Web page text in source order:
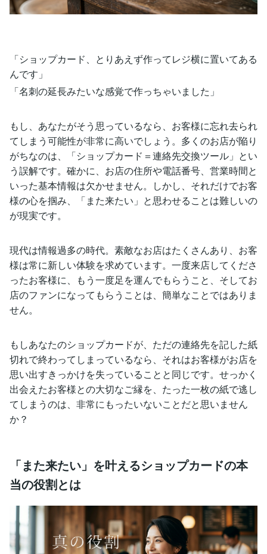
「ショップカード、とりあえず作ってレジ横に置いてある
んです」
「名刺の延長みたいな感覚で作っちゃいました」
もし、あなたがそう思っているなら、お客様に忘れ去られ
てしまう可能性が非常に高いでしょう。多くのお店が陥り
がちなのは、「ショップカード＝連絡先交換ツール」とい
う誤解です。確かに、お店の住所や電話番号、営業時間と
いった基本情報は欠かせません。しかし、それだけでお客
様の心を掴み、「また来たい」と思わせることは難しいの
が現実です。
現代は情報過多の時代。素敵なお店はたくさんあり、お客
様は常に新しい体験を求めています。一度来店してくださ
ったお客様に、もう一度足を運んでもらうこと、そしてお
店のファンになってもらうことは、簡単なことではありま
せん。
もしあなたのショップカードが、ただの連絡先を記した紙
切れで終わってしまっているなら、それはお客様がお店を
思い出すきっかけを失っていることと同じです。せっかく
出会えたお客様との大切なご縁を、たった一枚の紙で逃し
てしまうのは、非常にもったいないことだと思いません
か？
「また来たい」を叶えるショップカードの本
当の役割とは